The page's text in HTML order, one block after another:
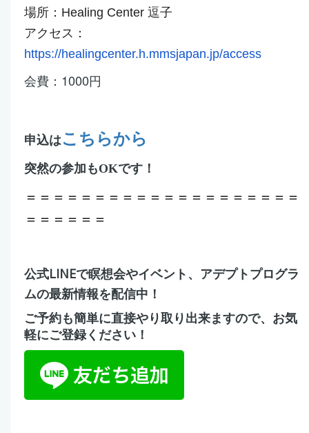
場所：Healing Center 逗子
アクセス：
https://healingcenter.h.mmsjapan.jp/access
会費：1000円
申込はこちらから
突然の参加もOKです！
＝＝＝＝＝＝＝＝＝＝＝＝＝＝＝＝＝＝＝＝
＝＝＝＝＝＝
公式LINEで瞑想会やイベント、アデプトプログラ
ムの最新情報を配信中！
ご予約も簡単に直接やり取り出来ますので、お気
軽にご登録ください！